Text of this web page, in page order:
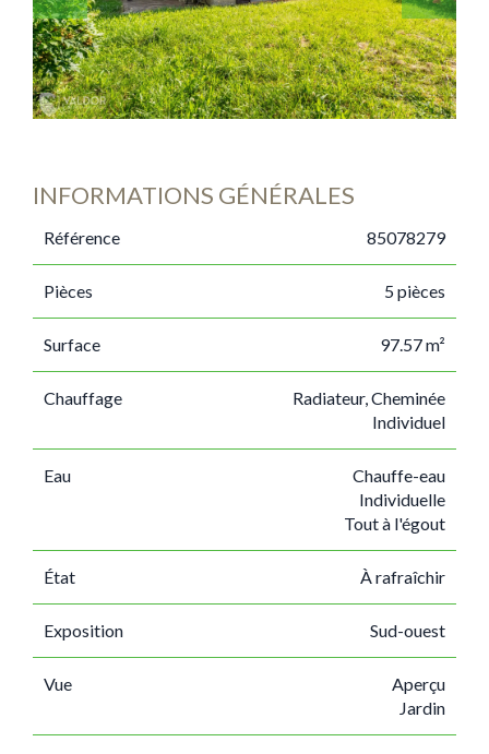
INFORMATIONS GÉNÉRALES
Référence 85078279
Pièces 5 pièces
Surface 97.57 m²
Chauffage
Radiateur, Cheminée
Individuel
Eau
Chauffe-eau
Individuelle
Tout à l'égout
État À rafraîchir
Exposition Sud-ouest
Vue
Aperçu
Jardin